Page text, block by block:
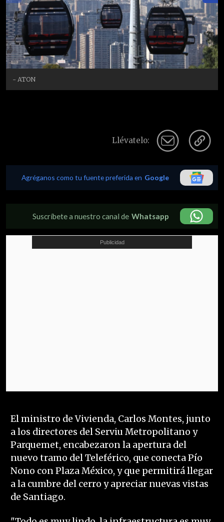
- ATON
Llévatelo:
Agréganos como tu fuente preferida en Google
Suscríbete a nuestro canal de Whatsapp
El ministro de Vivienda, Carlos Montes, junto
a los directores del Serviu Metropolitano y
Parquemet, encabezaron la apertura del
nuevo tramo del Teleférico, que conecta Pío
Nono con Plaza México, y que permitirá llegar
a la cumbre del cerro y apreciar nuevas vistas
de Santiago.